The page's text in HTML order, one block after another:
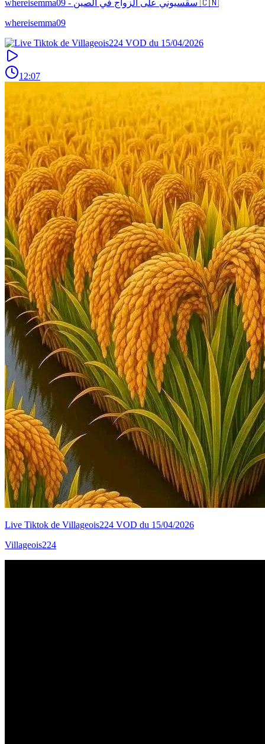
whereisemma09 - سقسيوني على الزواج في الصين 🇨🇳
whereisemma09
12:07
Live Tiktok de Villageois224 VOD du 15/04/2026
Villageois224